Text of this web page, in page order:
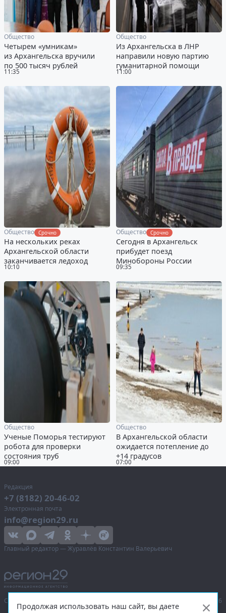
11:35
Общество
Четырем «умникам»
из Архангельска вручили
по 500 тысяч рублей
11:00
Общество
Из Архангельска в ЛНР
направили новую партию
гуманитарной помощи
10:10
Общество Срочно
На нескольких реках
Архангельской области
заканчивается ледоход
09:35
Общество Срочно
Сегодня в Архангельск
прибудет поезд
Минобороны России
09:00
Общество
Ученые Поморья тестируют
робота для проверки
состояния труб
07:00
Общество
В Архангельской области
ожидается потепление до
+14 градусов
Редакция
+7 (8182) 20-46-02
Электронная почта
info@region29.ru
Главный редактор — Журавлёв Константин Валерьевич
Сетевое издание «Информационное агентство Регион 29», © 2016–2026
Продолжая использовать наш сайт, вы даете